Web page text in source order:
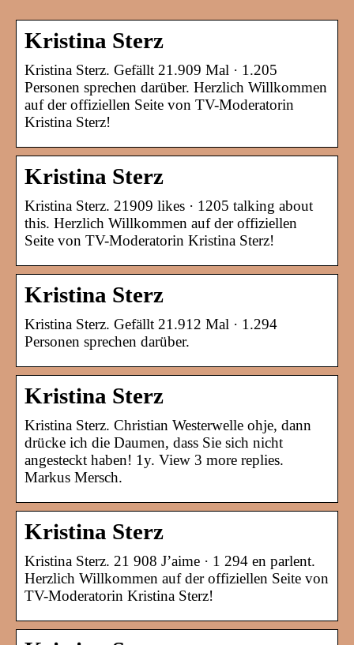
Kristina Sterz
Kristina Sterz. Gefällt 21.909 Mal · 1.205
Personen sprechen darüber. Herzlich Willkommen
auf der offiziellen Seite von TV-Moderatorin
Kristina Sterz!
Kristina Sterz
Kristina Sterz. 21909 likes · 1205 talking about
this. Herzlich Willkommen auf der offiziellen
Seite von TV-Moderatorin Kristina Sterz!
Kristina Sterz
Kristina Sterz. Gefällt 21.912 Mal · 1.294
Personen sprechen darüber.
Kristina Sterz
Kristina Sterz. Christian Westerwelle ohje, dann
drücke ich die Daumen, dass Sie sich nicht
angesteckt haben! 1y. View 3 more replies.
Markus Mersch.
Kristina Sterz
Kristina Sterz. 21 908 J’aime · 1 294 en parlent.
Herzlich Willkommen auf der offiziellen Seite von
TV-Moderatorin Kristina Sterz!